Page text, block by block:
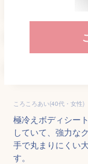
ころころあい(40代・女性)
極冷えボディシー
していて、強力な
手で丸まりにくい
す。